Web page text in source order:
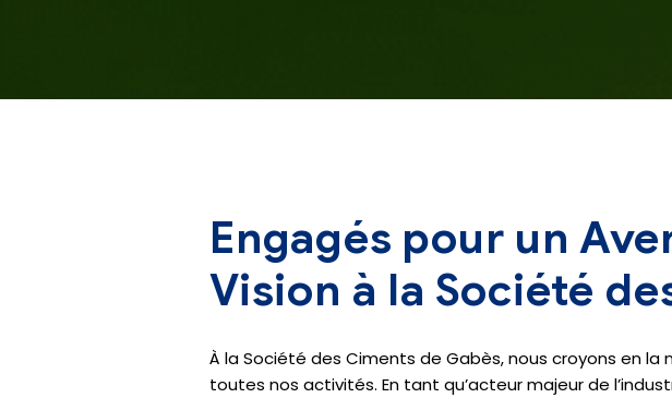
Engagés pour un
Vision à la Société
À la Société des Ciments de Gabès, nous croyons en
toutes nos activités. En tant qu’acteur majeur de